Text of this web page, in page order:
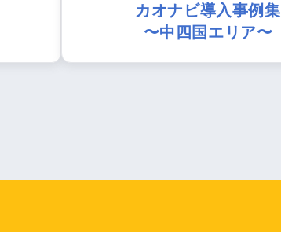
カオナビ導入事例集
〜中四国エリア〜